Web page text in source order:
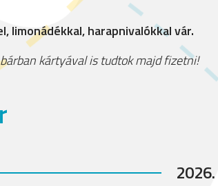
limonádékkal, harapnivalókkal vár.
kártyával is tudtok majd fizetni!